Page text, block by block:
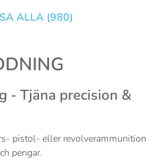
VISA ALLA (980)
- Tjäna precision &
pistol- eller revolverammunition
pengar.